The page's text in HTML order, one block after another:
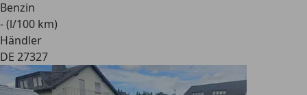
Benzin
- (l/100 km)
Händler
DE 27327